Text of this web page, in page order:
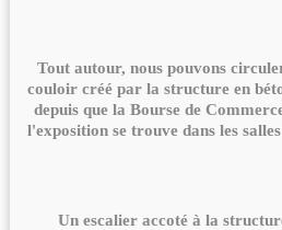
Tout autour, nous pouvons
couloir créé par la structure en
depuis que la Bourse de
l'exposition se trouve dans les
Un escalier accoté à la